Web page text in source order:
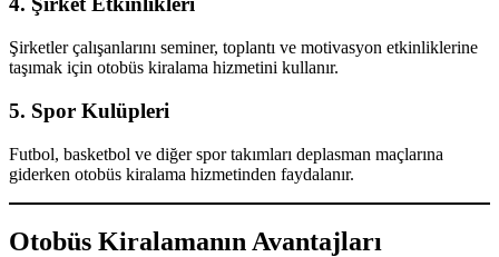
Şirketler çalışanlarını seminer, toplantı ve motivasyon etkinliklerine
taşımak için otobüs kiralama hizmetini kullanır.
5. Spor Kulüpleri
Futbol, basketbol ve diğer spor takımları deplasman maçlarına
giderken otobüs kiralama hizmetinden faydalanır.
Otobüs Kiralamanın Avantajları